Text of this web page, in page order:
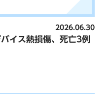
2026.06.30
イス熱損傷、死亡3例